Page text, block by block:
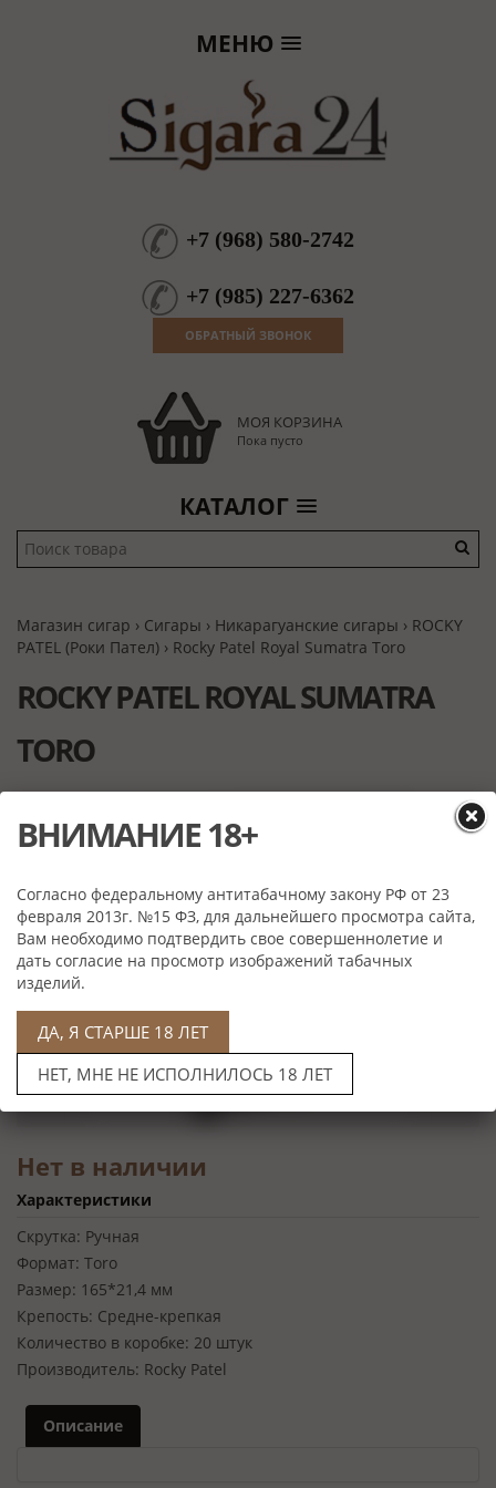
МЕНЮ
+7 (968) 580-2742
+7 (985) 227-6362
ОБРАТНЫЙ ЗВОНОК
МОЯ КОРЗИНА
Пока пусто
КАТАЛОГ
Магазин сигар › Сигары › Никарагуанские сигары › ROCKY
PATEL (Роки Пател) › Rocky Patel Royal Sumatra Toro
ROCKY PATEL ROYAL SUMATRA
TORO
Нет в наличии
Характеристики
Скрутка: Ручная
Формат: Toro
Размер: 165*21,4 мм
Крепость: Средне-крепкая
Количество в коробке: 20 штук
Производитель: Rocky Patel
Описание
ВНИМАНИЕ 18+
Согласно федеральному антитабачному закону РФ от 23
февраля 2013г. №15 ФЗ, для дальнейшего просмотра сайта,
Вам необходимо подтвердить свое совершеннолетие и
дать согласие на просмотр изображений табачных
изделий.
ДА, Я СТАРШЕ 18 ЛЕТ
НЕТ, МНЕ НЕ ИСПОЛНИЛОСЬ 18 ЛЕТ